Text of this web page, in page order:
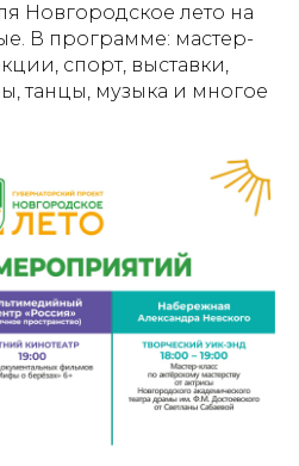
Новгородское лето на
В программе: мастер-
спорт, выставки,
танцы, музыка и многое